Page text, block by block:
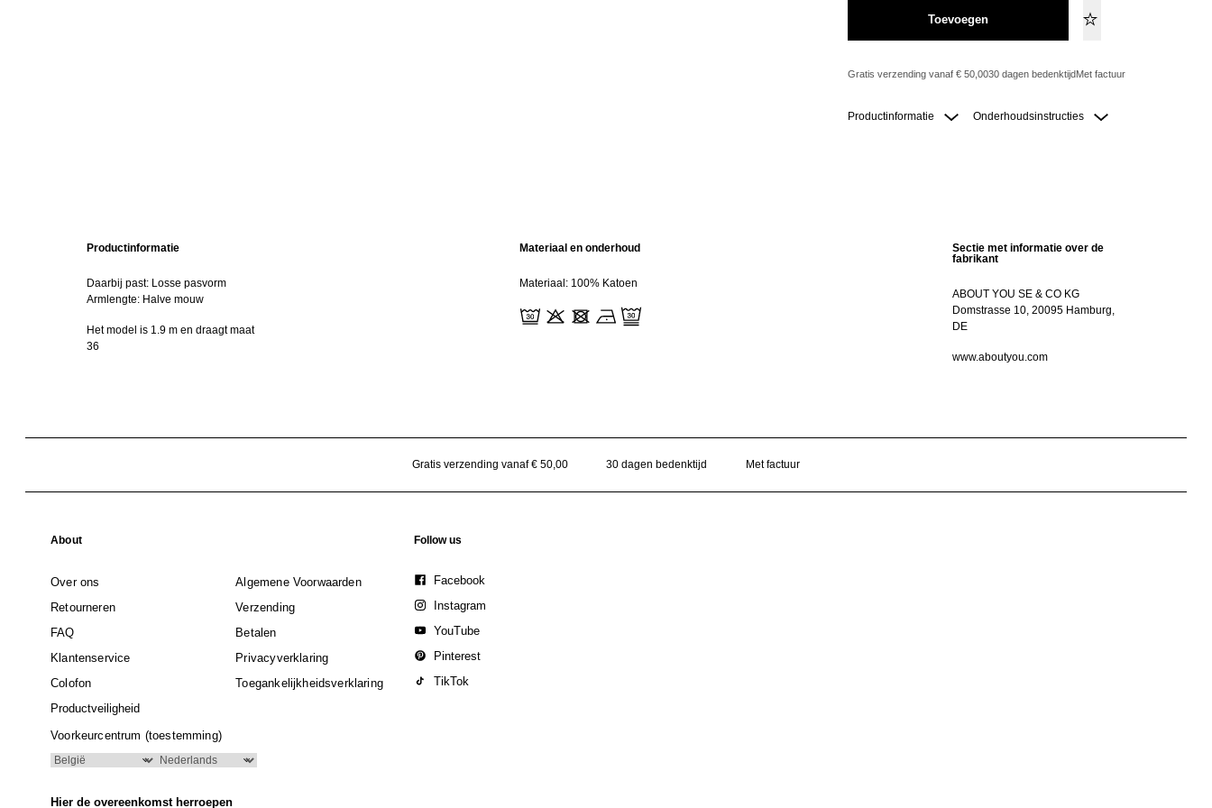
Toevoegen
Gratis verzending vanaf € 50,0030 dagen bedenktijdMet factuur
Productinformatie Onderhoudsinstructies
Productinformatie
Daarbij past: Losse pasvorm
Armlengte: Halve mouw
Het model is 1.9 m en draagt maat
36
Materiaal en onderhoud
Materiaal: 100% Katoen
Sectie met informatie over de
fabrikant
ABOUT YOU SE & CO KG
Domstrasse 10, 20095 Hamburg,
DE
www.aboutyou.com
Gratis verzending vanaf € 50,00 30 dagen bedenktijd Met factuur
About
Over ons
Algemene Voorwaarden
Retourneren
Verzending
FAQ
Betalen
Klantenservice
Privacyverklaring
Colofon
Toegankelijkheidsverklaring
Productveiligheid
Voorkeurcentrum (toestemming)
Hier de overeenkomst herroepen
Follow us
Facebook
Instagram
YouTube
Pinterest
TikTok